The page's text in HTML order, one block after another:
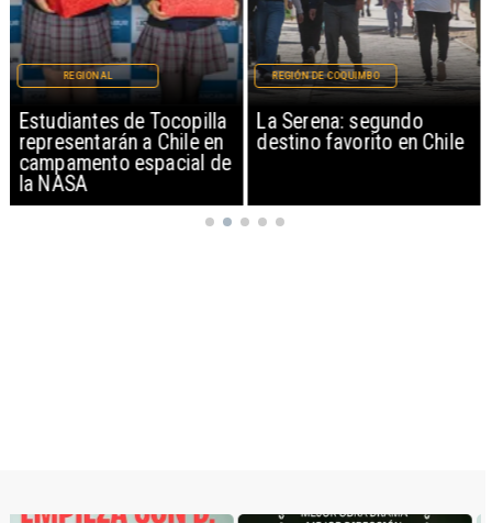
Estudiantes de Tocopilla
representarán a Chile en
campamento espacial de
la NASA
REGIONAL
La Serena: segundo
destino favorito en Chile
REGIÓN DE COQUIMBO